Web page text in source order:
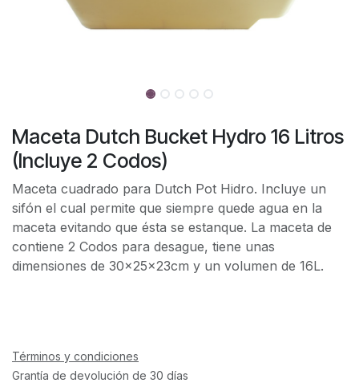
Maceta Dutch Bucket Hydro 16 Litros
(Incluye 2 Codos)
Maceta cuadrado para Dutch Pot Hidro. Incluye un
sifón el cual permite que siempre quede agua en la
maceta evitando que ésta se estanque. La maceta de
contiene 2 Codos para desague, tiene unas
dimensiones de 30x25x23cm y un volumen de 16L.
Términos y condiciones
Grantía de devolución de 30 días